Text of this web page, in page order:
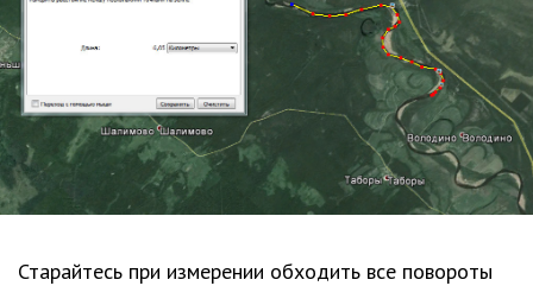
Старайтесь при измерении обходить все повороты